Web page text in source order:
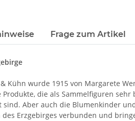
Frage zum Artikel
Kühn wurde 1915 von Margarete
die als Sammelfiguren
Aber auch die Blumenkinder
Erzgebirges verbunden und